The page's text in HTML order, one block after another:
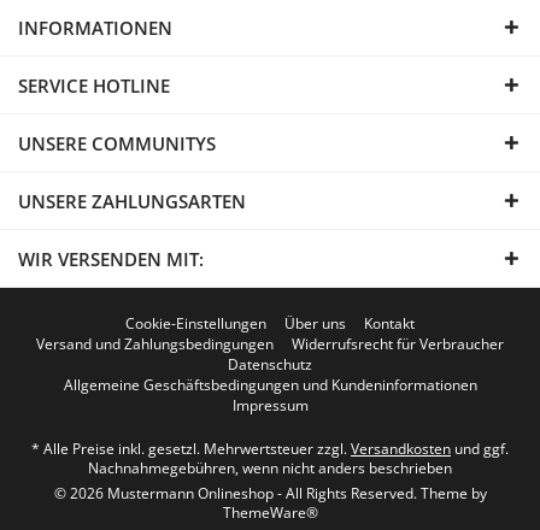
INFORMATIONEN
SERVICE HOTLINE
UNSERE COMMUNITYS
UNSERE ZAHLUNGSARTEN
WIR VERSENDEN MIT:
Cookie-Einstellungen Über uns
Kontakt
Versand und Zahlungsbedingungen
Widerrufsrecht für Verbraucher
Datenschutz
Allgemeine Geschäftsbedingungen und Kundeninformationen
Impressum
* Alle Preise inkl. gesetzl. Mehrwertsteuer zzgl.Versandkosten und ggf.
Nachnahmegebühren, wenn nicht anders beschrieben
© 2026 Mustermann Onlineshop - All Rights Reserved. Theme by
ThemeWare®